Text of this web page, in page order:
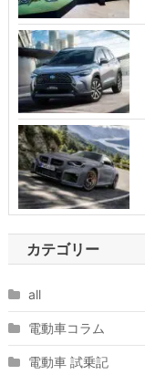
カテゴリー
all
電動車コラム
電動車 試乗記